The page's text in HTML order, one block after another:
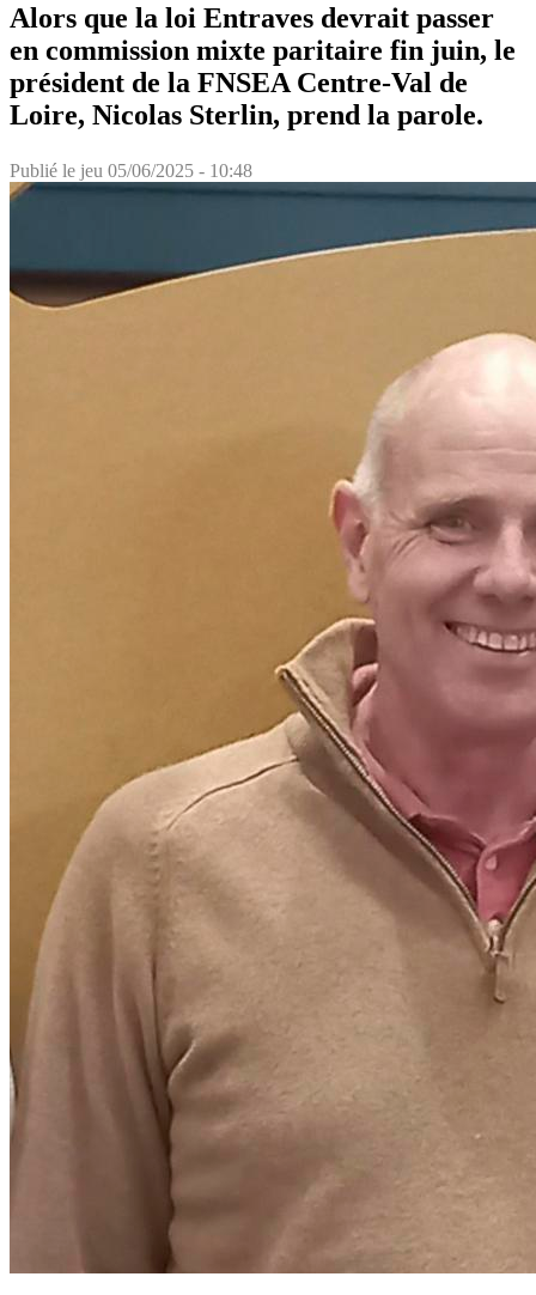
Alors que la loi Entraves devrait passer
en commission mixte paritaire fin juin, le
président de la FNSEA Centre-Val de
Loire, Nicolas Sterlin, prend la parole.
Publié le jeu 05/06/2025 - 10:48